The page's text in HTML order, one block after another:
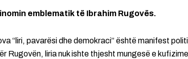
emblematik të Ibrahim Rugovës.
“liri, pavarësi dhe demokraci” është manifest
Rugovën, liria nuk ishte thjesht mungesë e